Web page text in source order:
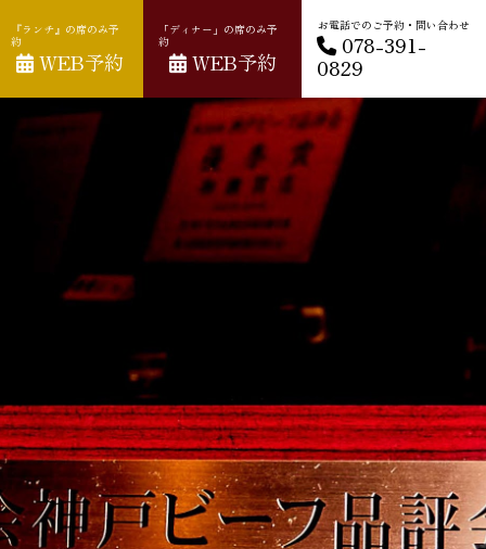
『ランチ』の席のみ予
約
WEB予約
「ディナー」の席のみ予
約
WEB予約
お電話でのご予約・問い合わせ
078-391-
0829